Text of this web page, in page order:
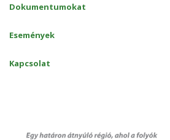
Dokumentumokat
Események
Kapcsolat